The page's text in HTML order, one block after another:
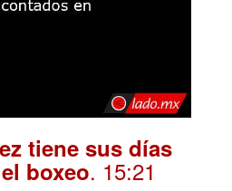
tiene sus días
boxeo. 15:21